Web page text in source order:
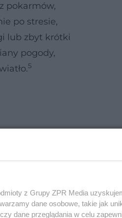
pokarmów,
po stresie,
lub zbyt krótki
pogody,
5
z Grupy ZPR Media
dane osobowe, takie jak
dane przeglądania w celu